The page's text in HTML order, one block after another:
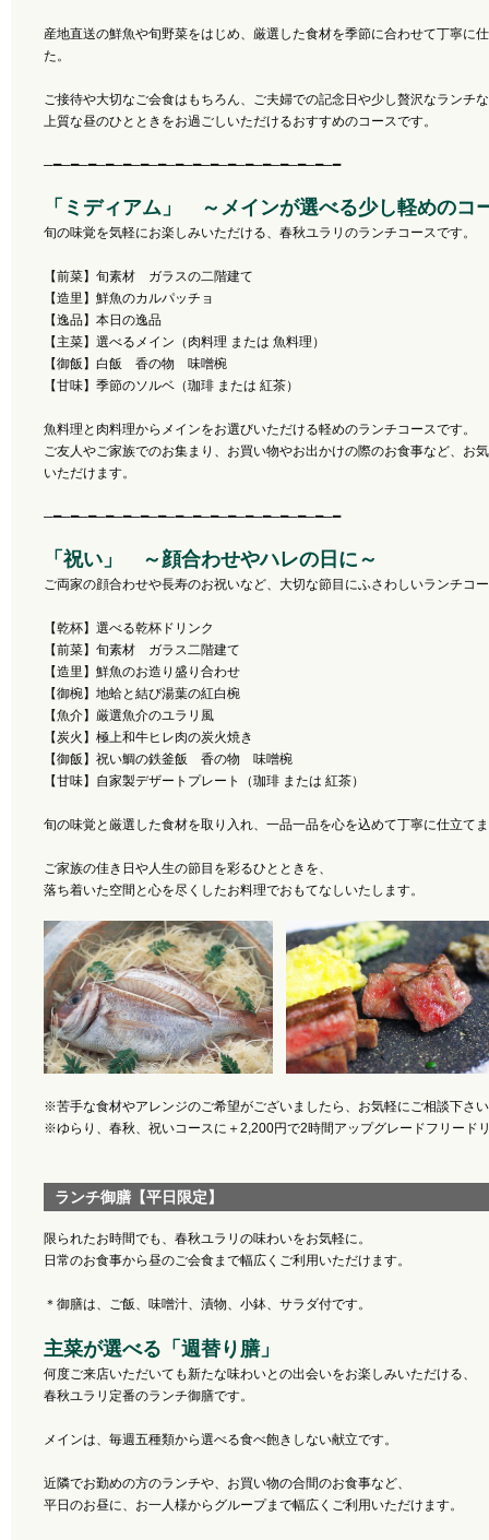
産地直送の鮮魚や旬野菜をはじめ、厳選した食材を季節に合わせて丁寧に
た。
ご接待や大切なご会食はもちろん、ご夫婦での記念日や少し贅沢なランチ
上質な昼のひとときをお過ごしいただけるおすすめのコースです。
─━─━─━─━─━─━─━─━─━─━─━─━─━─━─━─━─━
「ミディアム」 ～メインが選べる少し軽めのコ
旬の味覚を気軽にお楽しみいただける、春秋ユラリのランチコースです。
【前菜】旬素材 ガラスの二階建て
【造里】鮮魚のカルパッチョ
【逸品】本日の逸品
【主菜】選べるメイン（肉料理 または 魚料理）
【御飯】白飯 香の物 味噌椀
【甘味】季節のソルベ（珈琲 または 紅茶）
魚料理と肉料理からメインをお選びいただける軽めのランチコースです。
ご友人やご家族でのお集まり、お買い物やお出かけの際のお食事など、お
いただけます。
─━─━─━─━─━─━─━─━─━─━─━─━─━─━─━─━─━
「祝い」 ～顔合わせやハレの日に～
ご両家の顔合わせや長寿のお祝いなど、大切な節目にふさわしいランチコ
【乾杯】選べる乾杯ドリンク
【前菜】旬素材 ガラス二階建て
【造里】鮮魚のお造り盛り合わせ
【御椀】地蛤と結び湯葉の紅白椀
【魚介】厳選魚介のユラリ風
【炭火】極上和牛ヒレ肉の炭火焼き
【御飯】祝い鯛の鉄釜飯 香の物 味噌椀
【甘味】自家製デザートプレート（珈琲 または 紅茶）
旬の味覚と厳選した食材を取り入れ、一品一品を心を込めて丁寧に仕立て
ご家族の佳き日や人生の節目を彩るひとときを、
落ち着いた空間と心を尽くしたお料理でおもてなしいたします。
※苦手な食材やアレンジのご希望がございましたら、お気軽にご相談下さ
※ゆらり、春秋、祝いコースに＋2,200円で2時間アップグレードフリード
ランチ御膳【平日限定】
限られたお時間でも、春秋ユラリの味わいをお気軽に。
日常のお食事から昼のご会食まで幅広くご利用いただけます。
＊御膳は、ご飯、味噌汁、漬物、小鉢、サラダ付です。
主菜が選べる「週替り膳」
何度ご来店いただいても新たな味わいとの出会いをお楽しみいただける、
春秋ユラリ定番のランチ御膳です。
メインは、毎週五種類から選べる食べ飽きしない献立です。
近隣でお勤めの方のランチや、お買い物の合間のお食事など、
平日のお昼に、お一人様からグループまで幅広くご利用いただけます。